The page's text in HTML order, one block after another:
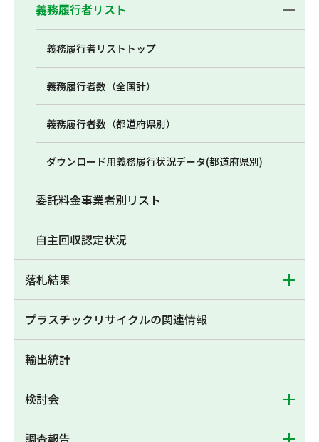
義務履行者リスト
義務履行者リストトップ
義務履行者数（全国計）
義務履行者数（都道府県別）
ダウンロード用義務履行状況データ(都道府県別)
委託料金事業者別リスト
自主回収認定状況
落札結果
プラスチックリサイクルの関連情報
輸出統計
検討会
調査報告